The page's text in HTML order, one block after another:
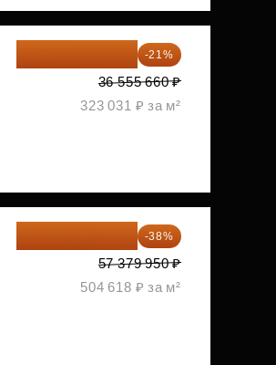
-21%
36 555 660 ₽
323 031 ₽ за м²
-38%
57 379 950 ₽
504 618 ₽ за м²